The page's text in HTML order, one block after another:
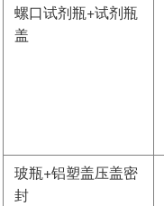
螺口试剂瓶+试剂瓶
盖
玻瓶+铝塑盖压盖密
封